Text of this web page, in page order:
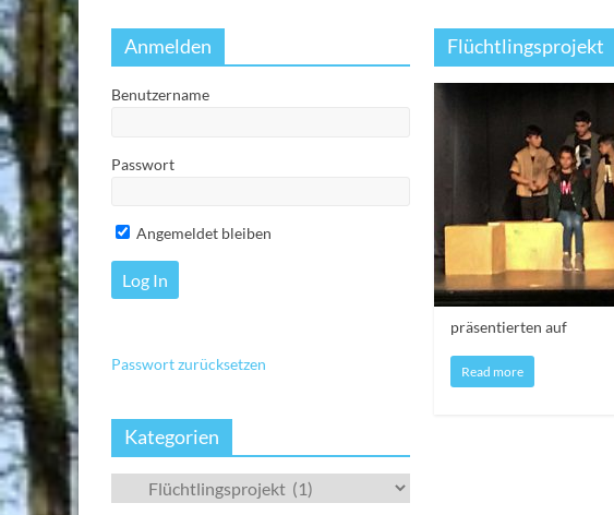
Flüchtlingsprojekt
präsentierten auf
Read more
Anmelden
Benutzername
Passwort
Angemeldet bleiben
Passwort zurücksetzen
Kategorien